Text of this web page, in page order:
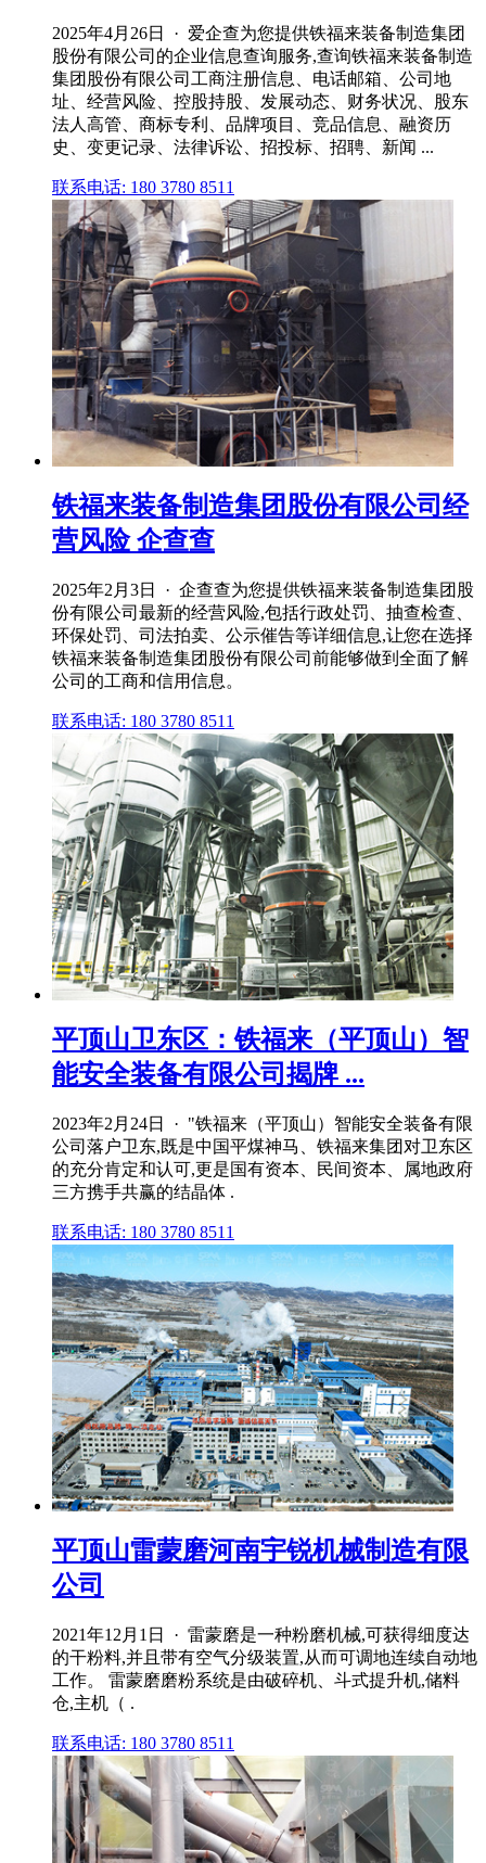
2025年4月26日 · 爱企查为您提供铁福来装备制造集团
股份有限公司的企业信息查询服务,查询铁福来装备制造
集团股份有限公司工商注册信息、电话邮箱、公司地
址、经营风险、控股持股、发展动态、财务状况、股东
法人高管、商标专利、品牌项目、竞品信息、融资历
史、变更记录、法律诉讼、招投标、招聘、新闻 ...
联系电话: 180 3780 8511
铁福来装备制造集团股份有限公司经
营风险 企查查
2025年2月3日 · 企查查为您提供铁福来装备制造集团股
份有限公司最新的经营风险,包括行政处罚、抽查检查、
环保处罚、司法拍卖、公示催告等详细信息,让您在选择
铁福来装备制造集团股份有限公司前能够做到全面了解
公司的工商和信用信息。
联系电话: 180 3780 8511
平顶山卫东区：铁福来（平顶山）智
能安全装备有限公司揭牌 ...
2023年2月24日 · "铁福来（平顶山）智能安全装备有限
公司落户卫东,既是中国平煤神马、铁福来集团对卫东区
的充分肯定和认可,更是国有资本、民间资本、属地政府
三方携手共赢的结晶体 .
联系电话: 180 3780 8511
平顶山雷蒙磨河南宇锐机械制造有限
公司
2021年12月1日 · 雷蒙磨是一种粉磨机械,可获得细度达
的干粉料,并且带有空气分级装置,从而可调地连续自动地
工作。 雷蒙磨磨粉系统是由破碎机、斗式提升机,储料
仓,主机（ .
联系电话: 180 3780 8511